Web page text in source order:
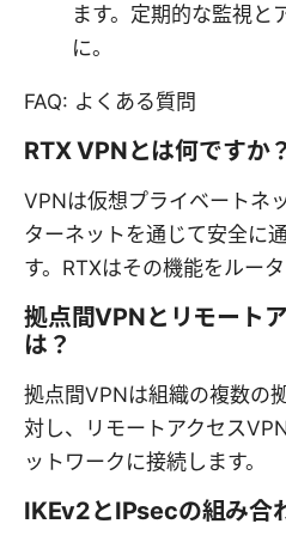
ます。定期的な監視と
に。
FAQ: よくある質問
RTX VPNとは何ですか？
VPNは仮想プライベートネ
ターネットを通じて安全に
す。RTXはその機能をルータ
拠点間VPNとリモート
は？
拠点間VPNは組織の複数の
対し、リモートアクセス
ットワークに接続します。
IKEv2とIPsecの組み合